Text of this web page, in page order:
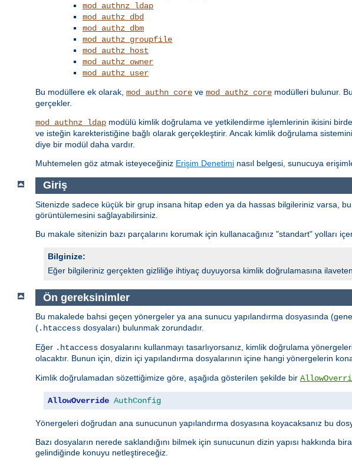
mod_authnz_ldap
mod_authz_dbd
mod_authz_dbm
mod_authz_groupfile
mod_authz_host
mod_authz_owner
mod_authz_user
Bu modüllere ek olarak, mod_authn_core ve mod_authz_core modülleri bulunur.
gerçekler.
mod_authnz_ldap modülü kimlik doğrulama ve yetkilendirme işlemlerinin ikisini
ve isteğin karekteristiğine bağlı olarak gerçekleştirir. Ancak kimlik doğrulama
diye bir modül daha vardır.
Muhtemelen göz atmak isteyeceğiniz Erişim Denetimi nasıl belgesi, sunucuya
Giriş
Sitenizde sadece küçük bir grup insana hitap eden ya da hassas bilgileriniz varsa,
görüntülemesini sağlayabilirsiniz.
Bu makale sitenizin bazı parçalarını korumak için kullanacağınız "standart" yolları
Bilginize:
Eğer bilgileriniz gerçekten gizliliğe ihtiyaç duyuyorsa kimlik doğrulamasına ilaveten
Ön gereksinimler
Bu makalede bahsi geçen yönergeler ya ana sunucu yapılandırma dosyasında
(.htaccess dosyaları) bulunmak zorundadır.
Eğer .htaccess dosyalarını kullanmayı tasarlıyorsanız, kimlik doğrulama
olacaktır. Bunun için, dizin içi yapılandırma dosyalarının içine hangi yönergelerin
Kimlik doğrulamadan sözettiğimize göre, aşağıda gösterilen şekilde bir
AllowOverride AuthConfig
Yönergeleri doğrudan ana sunucunun yapılandırma dosyasına koyacaksanız bu
Bazı dosyaların nerede saklandığını bilmek için sunucunun dizin yapısı
gelindiğinde konuyu netleştireceğiz.